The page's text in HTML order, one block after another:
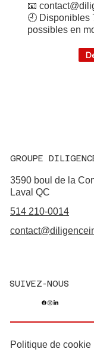
📧
🕘 Disponibles
possibles en
GROUPE
3590 boul de la
Laval QC
514 210-0014
SUIVEZ-NOUS
Politique de cookie